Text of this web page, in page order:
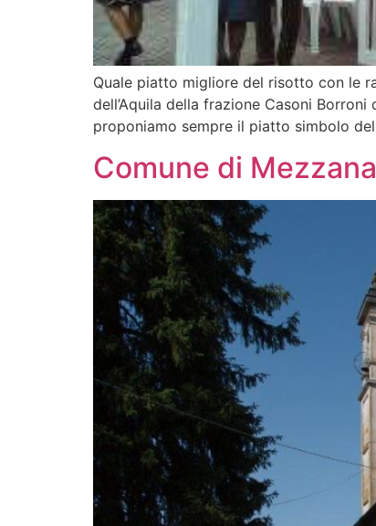
Quale piatto migliore del risotto con le
dell’Aquila della frazione Casoni
proponiamo sempre il piatto simbolo
Comune di